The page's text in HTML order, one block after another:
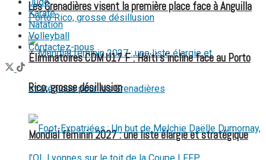
Les Grenadières visent la première place face à Anguilla
Mondial féminin 2027 : une liste élargie et stratégique
Éliminatoires CDM U17 F : Haïti s’incline face au Porto
Rico, grosse désillusion
Karaté
Natation
Volleyball
Contactez-nous